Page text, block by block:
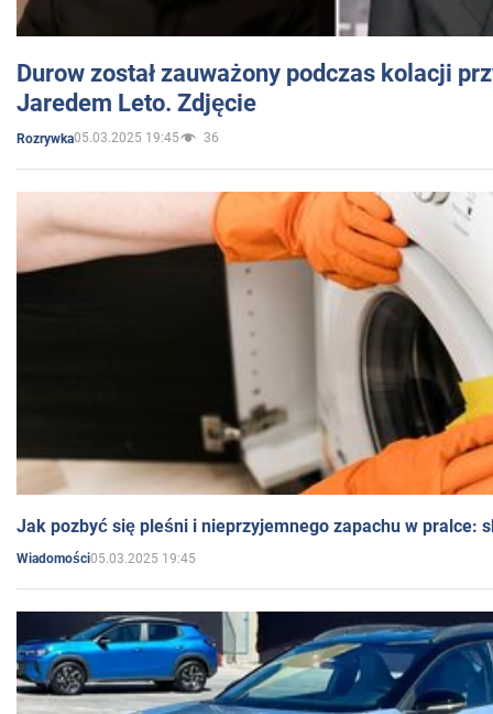
Durow został zauważony podczas kolacji
Jaredem Leto. Zdjęcie
Rozrywka05.03.2025 19:45 36
Jak pozbyć się pleśni i nieprzyjemnego zapachu w pralce:
Wiadomości05.03.2025 19:45